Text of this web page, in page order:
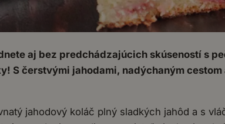
aj bez predchádzajúcich skúseností s
S čerstvými jahodami, nadýchaným
jahodový koláč plný sladkých jahôd a s